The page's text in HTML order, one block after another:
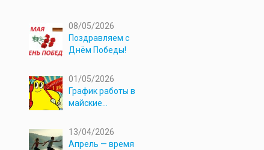
08/05/2026
Поздравляем с
Днём Победы!
01/05/2026
График работы в
майские
13/04/2026
Апрель — время